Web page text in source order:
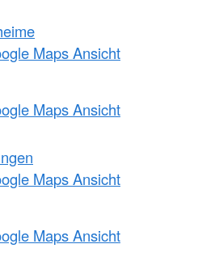
Maps Ansicht
Maps Ansicht
Maps Ansicht
Maps Ansicht